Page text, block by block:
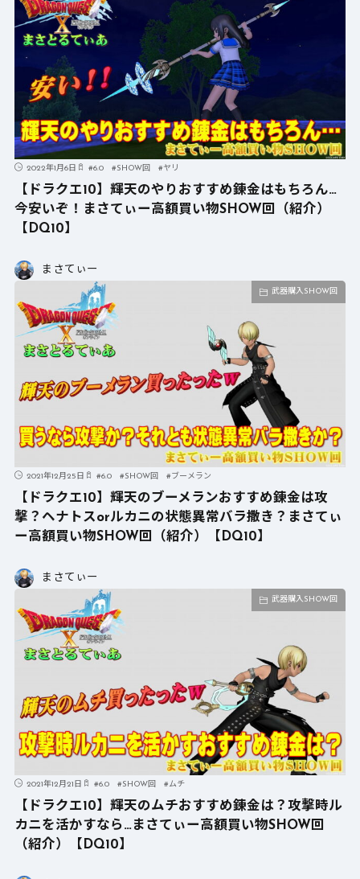
2022年1月6日 #6.0 #SHOW回 #ヤリ
【ドラクエ10】輝天のやりおすすめ錬金はもちろん…
今安いぞ！まさてぃー高額買い物SHOW回（紹介）
【DQ10】
まさてぃー
武器購入SHOW回
2021年12月25日 #6.0 #SHOW回 #ブーメラン
【ドラクエ10】輝天のブーメランおすすめ錬金は攻
撃？ヘナトスorルカニの状態異常バラ撒き？まさてぃ
ー高額買い物SHOW回（紹介）【DQ10】
まさてぃー
武器購入SHOW回
2021年12月21日 #6.0 #SHOW回 #ムチ
【ドラクエ10】輝天のムチおすすめ錬金は？攻撃時ル
カニを活かすなら…まさてぃー高額買い物SHOW回
（紹介）【DQ10】